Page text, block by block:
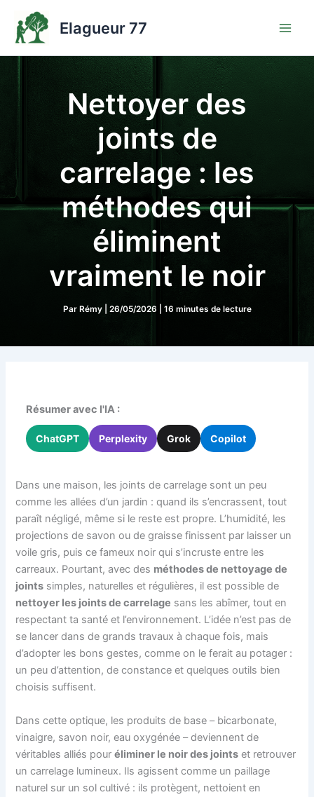
contenu
Elagueur 77
Nettoyer des
joints de
carrelage : les
méthodes qui
éliminent
vraiment le noir
Par Rémy 26/05/2026 16 minutes de lecture
Résumer avec l'IA :
ChatGPT Perplexity Grok Copilot
Dans une maison, les joints de carrelage sont un peu
comme les allées d’un jardin : quand ils s’encrassent, tout
paraît négligé, même si le reste est propre. L’humidité, les
projections de savon ou de graisse finissent par laisser un
voile gris, puis ce fameux noir qui s’incruste entre les
carreaux. Pourtant, avec des méthodes de nettoyage de
joints simples, naturelles et régulières, il est possible de
nettoyer les joints de carrelage sans les abîmer, tout en
respectant ta santé et l’environnement. L’idée n’est pas de
se lancer dans de grands travaux à chaque fois, mais
d’adopter les bons gestes, comme on le ferait au potager :
un peu d’attention, de constance et quelques outils bien
choisis suffisent.
Dans cette optique, les produits de base – bicarbonate,
vinaigre, savon noir, eau oxygénée – deviennent de
véritables alliés pouréliminer le noir des joints et retrouver
un carrelage lumineux. Ils agissent comme un paillage
naturel sur un sol cultivé : ils protègent, nettoient en